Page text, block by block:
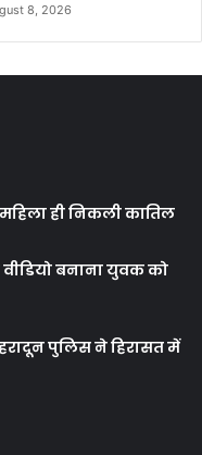
8, 2026
ही निकली कातिल
बनाना युवक को
पुलिस ने हिरासत में